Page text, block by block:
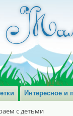
Интересное и
с детьми